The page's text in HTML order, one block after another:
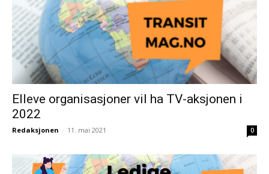
Elleve organisasjoner vil ha TV-aksjonen i
2022
Redaksjonen - 11. mai 2021 0